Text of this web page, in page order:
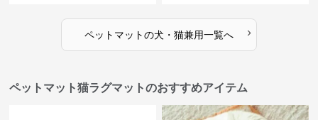
ペットマットの犬・猫兼用一覧へ ›
ペットマット猫ラグマットのおすすめアイテム